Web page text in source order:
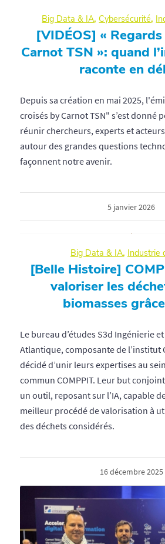
Big Data & IA,Cybersécurité,
[VIDÉOS] «
Carnot TSN »: quand
raconte en
Depuis sa création en mai 2025,
croisés by Carnot TSN" s’est donné
réunir chercheurs, experts et
autour des grandes questions
façonnent notre avenir.
5 janvier 2026
Big Data & IA, Industrie
[Belle Histoire]
valoriser les
biomasses
Le bureau d’études S3d Ingénierie et
Atlantique, composante de l’institut
décidé d’unir leurs expertises au
commun COMPPIT. Leur but
un outil, reposant sur l’IA, capable
meilleur procédé de valorisation à
des déchets considérés.
16 décembre 2025